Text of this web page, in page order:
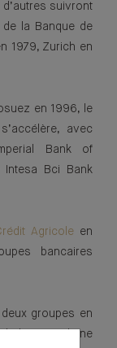
suivront
la Banque de
1979, Zurich en
en 1996, le
avec
Bank of
Intesa Bci Bank
Agricoleen
bancaires
groupes en
l’une